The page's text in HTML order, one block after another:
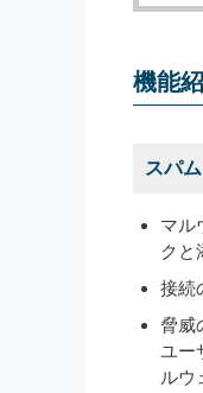
機能
スパ
マル
クと
接続
脅威
ユー
ルウ